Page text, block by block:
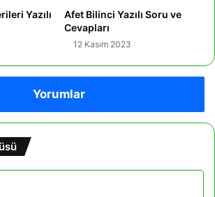
Yazılı
Afet Bilinci Yazılı Soru ve
Cevapları
12 Kasım 2023
Yorumlar